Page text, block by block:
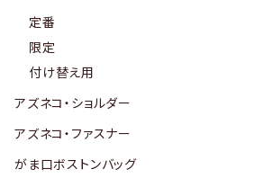
定番
限定
付け替え用
アズネコ・ショルダー
アズネコ・ファスナー
がま口ボストンバッグ